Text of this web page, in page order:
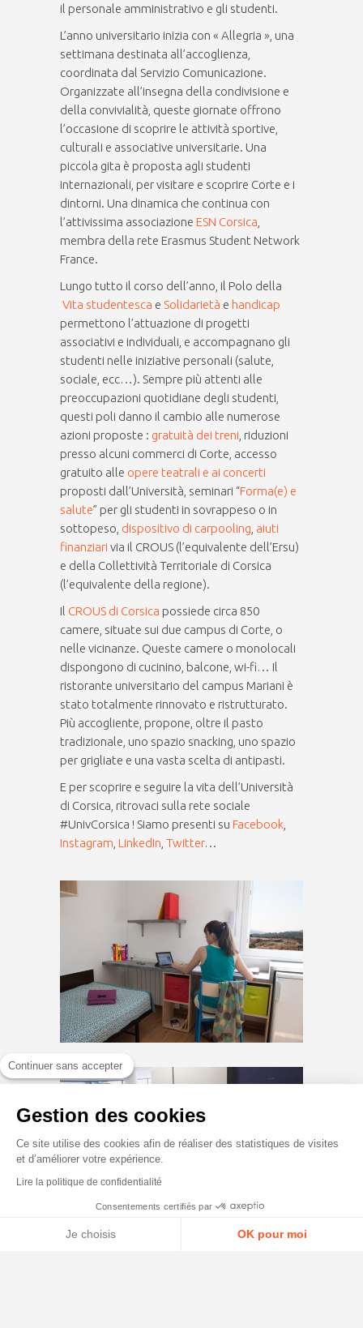
Continuer sans accepter
Gestion des cookies
Ce site utilise des cookies afin de réaliser des statistiques de visites
et d’améliorer votre expérience.
Lire la politique de confidentialité
Consentements certifiés par
Je choisis OK pour moi
il personale amministrativo e gli studenti.
L’anno universitario inizia con « Allegria », una
settimana destinata all’accoglienza,
coordinata dal Servizio Comunicazione.
Organizzate all’insegna della condivisione e
della convivialità, queste giornate offrono
l’occasione di scoprire le attività sportive,
culturali e associative universitarie. Una
piccola gita è proposta agli studenti
internazionali, per visitare e scoprire Corte e i
dintorni. Una dinamica che continua con
l’attivissima associazione ESN Corsica
membra della rete Erasmus Student Network
France.
Lungo tutto il corso dell’anno, il Polo della
Vita studentesca e Solidarietà e handicap
permettono l’attuazione di progetti
associativi e individuali, e accompagnano gli
studenti nelle iniziative personali (salute,
sociale, ecc…). Sempre più attenti alle
preoccupazioni quotidiane degli studenti,
questi poli danno il cambio alle numerose
azioni proposte : gratuità dei treni , riduzioni
presso alcuni commerci di Corte, accesso
gratuito alle opere teatrali e ai concerti
proposti dall’Università, seminari “Forma(e) e
salute” per gli studenti in sovrappeso o in
sottopeso, dispositivo di carpooling aiuti
finanziari via il CROUS (l’equivalente dell’Ersu)
e della Collettività Territoriale di Corsica
(l’equivalente della regione).
Il CROUS di Corsica possiede circa 850
camere, situate sui due campus di Corte, o
nelle vicinanze. Queste camere o monolocali
dispongono di cucinino, balcone, wi-fi… Il
ristorante universitario del campus Mariani è
stato totalmente rinnovato e ristrutturato.
Più accogliente, propone, oltre il pasto
tradizionale, uno spazio snacking, uno spazio
per grigliate e una vasta scelta di antipasti.
E per scoprire e seguire la vita dell’Università
di Corsica, ritrovaci sulla rete sociale
#UnivCorsica ! Siamo presenti su Facebook
Instagram LinkedIn Twitter…